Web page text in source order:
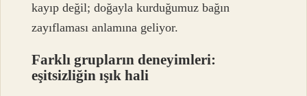
kayıp değil; doğayla kurduğumuz bağın
zayıflaması anlamına geliyor.
Farklı grupların deneyimleri:
eşitsizliğin ışık hali